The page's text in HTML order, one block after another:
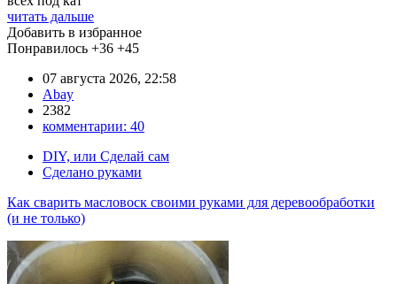
читать дальше
Добавить в избранное
Понравилось +36 +45
07 августа 2026, 22:58
Abay
2382
комментарии: 40
DIY, или Сделай сам
Сделано руками
Как сварить масловоск своими руками для деревообработки
(и не только)